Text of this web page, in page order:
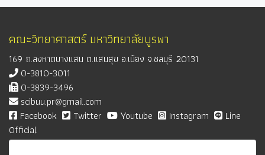
คณะวิทยาศาสตร์ มหาวิทยาลัยบูรพา
169 ถ.ลงหาดบางแสน ต.แสนสุข อ.เมือง จ.ชลบุรี 20131
0-3810-3011
0-3839-3496
scibuu.pr@gmail.com
Facebook
Twitter Youtube Instagram
Line
Official